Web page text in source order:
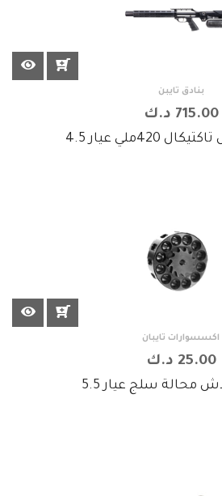
بنادق تايبن
715.00 د.ك
420ملي عيار 4.5
اكسسوارات تايبان
25.00 د.ك
محالة سلج عيار 5.5